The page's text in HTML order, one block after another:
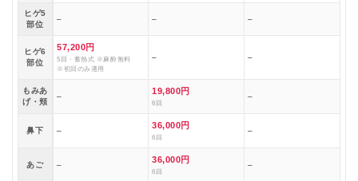
ヒゲ5
部位
– – –
ヒゲ6
部位
57,200円
5回・蓄熱式 ※麻酔無料
※初回のみ適用
– –
もみあ
げ・頬
–
19,800円
6回
–
鼻下 –
36,000円
6回
–
あご –
36,000円
6回
–